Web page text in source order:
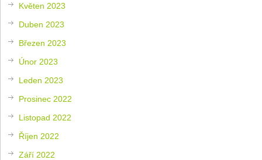
Květen 2023
Duben 2023
Březen 2023
Únor 2023
Leden 2023
Prosinec 2022
Listopad 2022
Říjen 2022
Září 2022